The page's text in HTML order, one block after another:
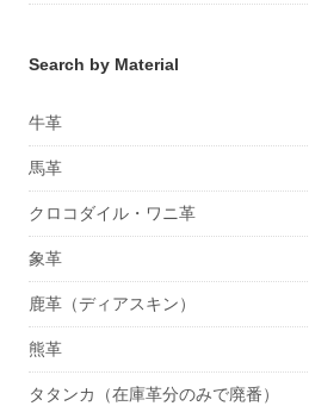
Search by Material
牛革
馬革
クロコダイル・ワニ革
象革
鹿革（ディアスキン）
熊革
タタンカ（在庫革分のみで廃番）